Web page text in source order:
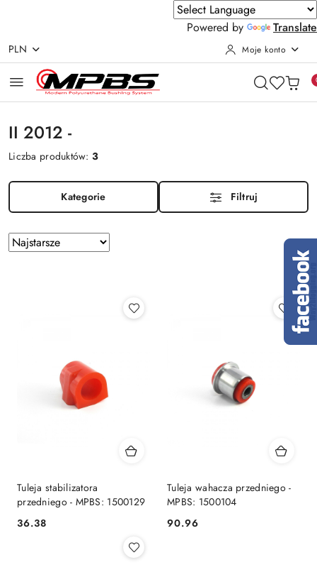
Powered by
Translate
Przejdź do treści głównej
Przejdź do wyszukiwarki
Przejdź do moje konto
Przejdź do menu głównego
Przejdź do stopki
PLN Moje konto
II 2012 -
Liczba produktów:3
Kategorie Filtruj
Zastosowano
sortowanie:
Sortuj
według
Tuleja stabilizatora
przedniego - MPBS: 1500129
Cena:
36.38
Tuleja wahacza przedniego -
MPBS: 1500104
Cena:
90.96